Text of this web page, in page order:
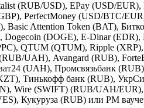
(RUB/USD), EPay (USD/
PerfectMoney (USD/BTC/
Attention Token (BAT),
(DOGE), E-Dinar
QTUM (QTUM), Ripple
UAH), Avangard (RUB),
(UAH), Промсвязьбанк
Тинькофф банк (RUB),
Wire (SWIFT) (RUB/UAH/
Кукуруза (RUB) или PM